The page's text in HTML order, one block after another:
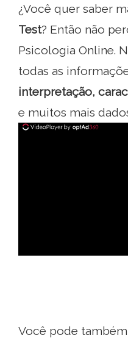
¿Você quer saber
Test? Então não
Psicologia Online.
todas as
interpretação,
e muitos mais
Você pode